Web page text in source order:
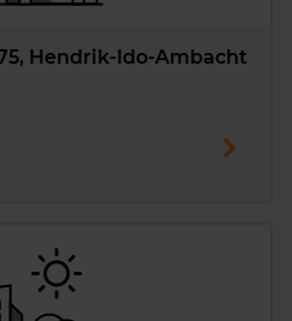
Hendrik-Ido-Ambacht